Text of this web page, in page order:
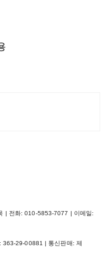
| 전화: 010-5853-7077 | 이메일:
363-29-00881 | 통신판매: 제